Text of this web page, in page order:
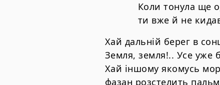
Коли тонула ще
ти вже й не кидав
Хай дальній берег в
Земля, земля!.. Усе уже
Хай іншому якомусь
фазан розстелить